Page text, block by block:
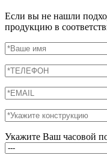
Если вы не нашли
продукцию в
Укажите Ваш часовой